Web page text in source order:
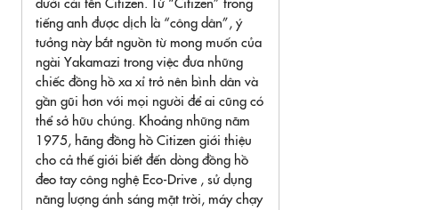
tiếng anh được dịch là “công dân”, ý
tưởng này bắt nguồn từ mong muốn của
ngài Yakamazi trong việc đưa những
chiếc đồng hồ xa xỉ trở nên bình dân và
gần gũi hơn với mọi người để ai cũng có
thể sở hữu chúng. Khoảng những năm
1975, hãng đồng hồ Citizen giới thiệu
cho cả thế giới biết đến dòng đồng hồ
đeo tay công nghệ Eco-Drive , sử dụng
năng lượng ánh sáng mặt trời, máy chạy